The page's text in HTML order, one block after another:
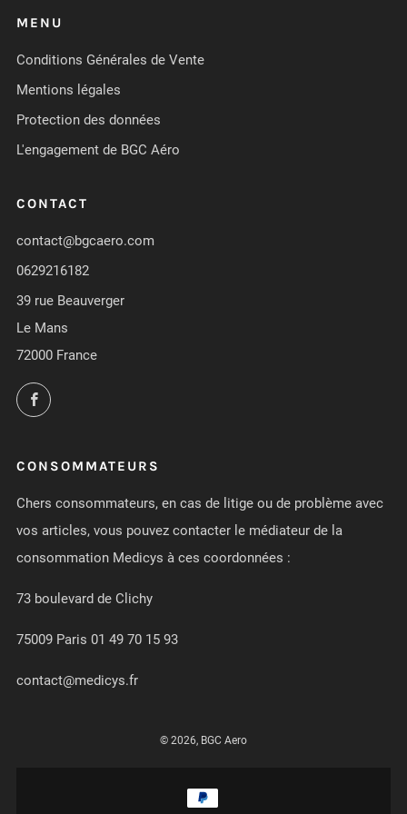
MENU
Conditions Générales de Vente
Mentions légales
Protection des données
L'engagement de BGC Aéro
CONTACT
contact@bgcaero.com
0629216182
39 rue Beauverger
Le Mans
72000 France
Facebook
CONSOMMATEURS
Chers consommateurs, en cas de litige ou de problème avec
vos articles, vous pouvez contacter le médiateur de la
consommation Medicys à ces coordonnées :
73 boulevard de Clichy
75009 Paris 01 49 70 15 93
contact@medicys.fr
© 2026, BGC Aero